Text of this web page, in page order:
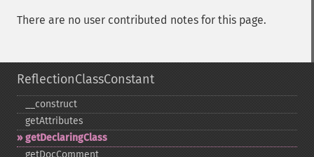
There are no user contributed notes for this page.
ReflectionClassConstant
_​_​construct
getAttributes
getDeclaringClass
getDocComment